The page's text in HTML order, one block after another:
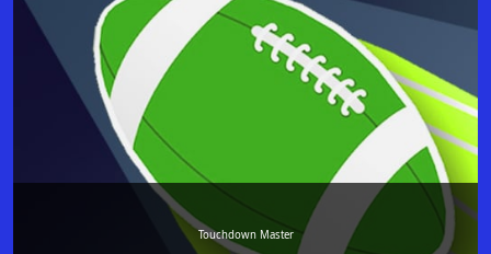
Touchdown Master